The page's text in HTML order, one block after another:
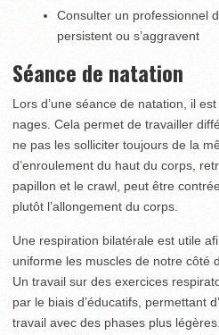
Consulter un professionnel
persistent ou s’aggravent
Séance de natation
Lors d’une séance de natation, il
nages. Cela permet de travailler
ne pas les solliciter toujours de la
d’enroulement du haut du corps,
papillon et le crawl, peut être
plutôt l’allongement du corps.
Une respiration bilatérale est utile
uniforme les muscles de notre côté
Un travail sur des exercices
par le biais d’éducatifs, permettant
travail avec des phases plus